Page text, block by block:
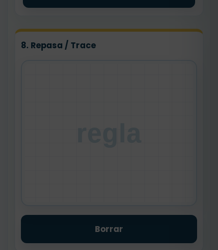
8. Repasa / Trace
Borrar